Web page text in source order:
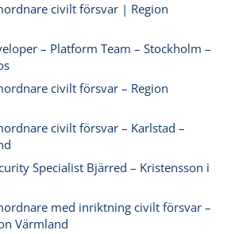
civilt försvar | Region
– Platform Team – Stockholm –
civilt försvar – Region
civilt försvar – Karlstad –
Specialist Bjärred – Kristensson i
med inriktning civilt försvar –
Värmland